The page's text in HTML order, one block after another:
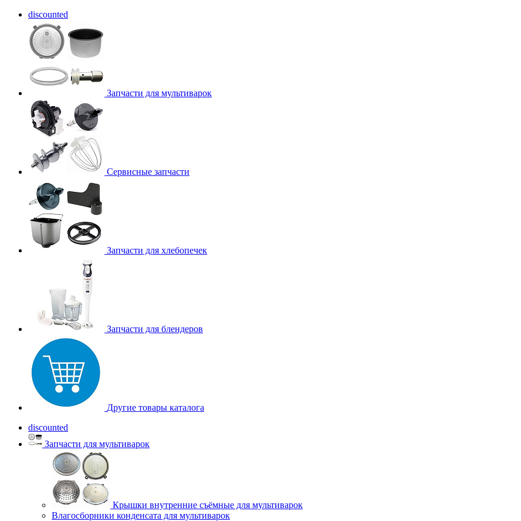
discounted
Запчасти для мультиварок
Сервисные запчасти
Запчасти для хлебопечек
Запчасти для блендеров
Другие товары каталога
discounted
Запчасти для мультиварок
Крышки внутренние съёмные для мультиварок
Влагосборники конденсата для мультиварок